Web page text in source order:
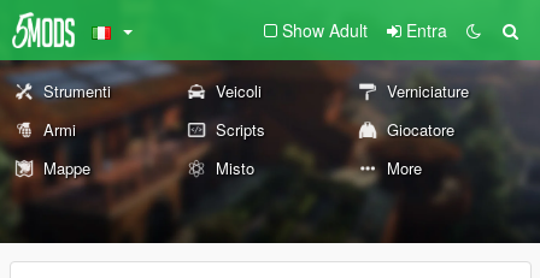
Show Adult Entra
Strumenti Veicoli
Verniciature
Armi
Scripts
Giocatore
Mappe
Misto More